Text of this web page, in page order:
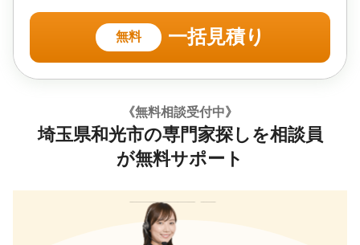
無料 一括見積り
《無料相談受付中》
埼玉県和光市の専門家探しを相談員
が無料サポート